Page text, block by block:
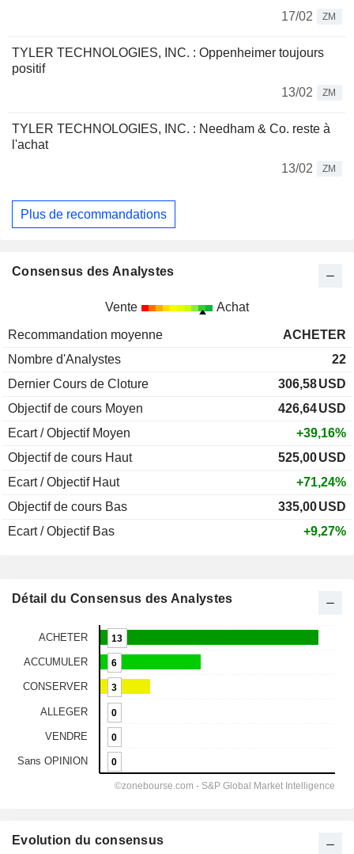
17/02
ZM
TYLER TECHNOLOGIES, INC. : Oppenheimer toujours
positif
13/02
ZM
TYLER TECHNOLOGIES, INC. : Needham & Co. reste à
l'achat
13/02
ZM
Plus de recommandations
Consensus des Analystes
Vente Achat
Recommandation moyenne
ACHETER
Nombre d'Analystes
22
Dernier Cours de Cloture
306,58USD
Objectif de cours Moyen
426,64USD
Ecart / Objectif Moyen
+39,16%
Objectif de cours Haut
525,00USD
Ecart / Objectif Haut
+71,24%
Objectif de cours Bas
335,00USD
Ecart / Objectif Bas
+9,27%
Détail du Consensus des Analystes
Evolution du consensus